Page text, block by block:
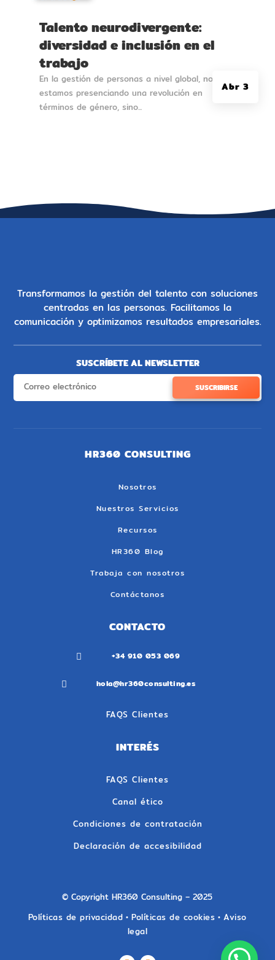
Talento neurodivergente:
diversidad e inclusión en el
trabajo
Abr 3
En la gestión de personas a nivel global, no solo
estamos presenciando una revolución en
términos de género, sino...
Transformamos la gestión del talento con soluciones
centradas en las personas. Facilitamos la
comunicación y optimizamos resultados empresariales.
SUSCRÍBETE AL NEWSLETTER
SUSCRIBIRSE
HR360 CONSULTING
Nosotros
Nuestros Servicios
Recursos
HR360 Blog
Trabaja con nosotros
Contáctanos
CONTACTO
 +34 910 053 069
 hola@hr360consulting.es
FAQS Clientes
INTERÉS
FAQS Clientes
Canal ético
Condiciones de contratación
Declaración de accesibilidad
© Copyright HR360 Consulting – 2025
Políticas de privacidad • Políticas de cookies • Aviso
legal